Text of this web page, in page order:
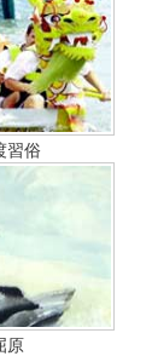
習俗
原